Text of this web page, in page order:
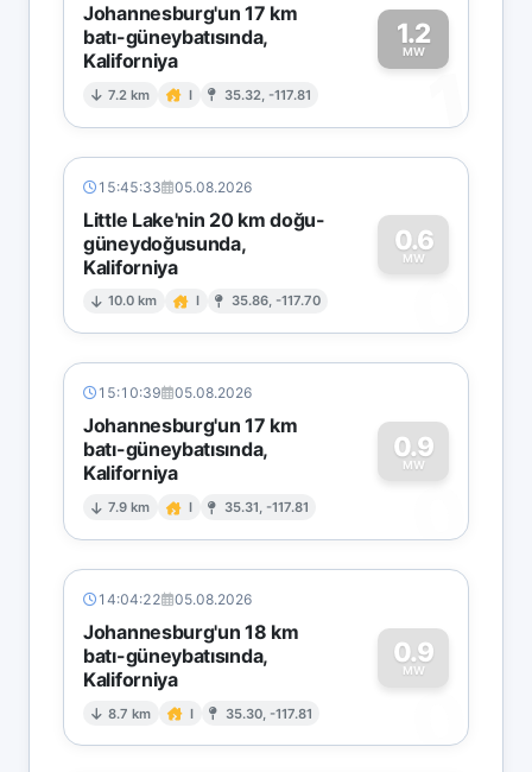
Johannesburg'un 17 km
batı-güneybatısında,
Kaliforniya
7.2 km I 35.32, -117.81
1.2
MW
1
15:45:33 05.08.2026
Little Lake'nin 20 km doğu-
güneydoğusunda,
Kaliforniya
10.0 km I 35.86, -117.70
0.6
MW
0
15:10:39 05.08.2026
Johannesburg'un 17 km
batı-güneybatısında,
Kaliforniya
7.9 km I 35.31, -117.81
0.9
MW
0
14:04:22 05.08.2026
Johannesburg'un 18 km
batı-güneybatısında,
Kaliforniya
8.7 km I 35.30, -117.81
0.9
MW
0